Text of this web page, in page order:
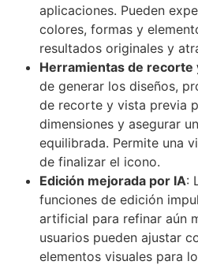
aplicaciones. Pueden
colores, formas y
resultados originales y
Herramientas de recorte
de generar los diseños,
de recorte y vista previa
dimensiones y asegurar
equilibrada. Permite una
de finalizar el icono.
Edición mejorada por IA:
funciones de edición
artificial para refinar aún
usuarios pueden ajustar
elementos visuales para